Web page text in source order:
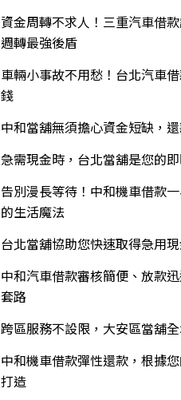
資金周轉不求人！三重汽車借
週轉最強後盾
車輛小事故不用愁！台北汽車
錢
中和當舖無須擔心資金短缺，
急需現金時，台北當舖是您的
告別漫長等待！中和機車借款
的生活魔法
台北當舖協助您快速取得急用
中和汽車借款審核簡便、放款
套路
跨區服務不設限，大安區當舖
中和機車借款彈性還款，根據
打造